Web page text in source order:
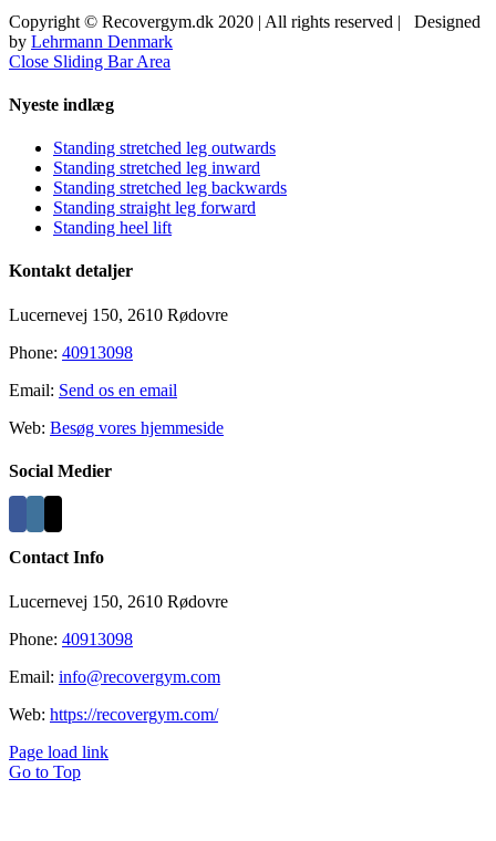
Copyright © Recovergym.dk 2020 | All rights reserved | Designed
by Lehrmann Denmark
Close Sliding Bar Area
Nyeste indlæg
Standing stretched leg outwards
Standing stretched leg inward
Standing stretched leg backwards
Standing straight leg forward
Standing heel lift
Kontakt detaljer
Lucernevej 150, 2610 Rødovre
Phone: 40913098
Email: Send os en email
Web: Besøg vores hjemmeside
Social Medier
Contact Info
Lucernevej 150, 2610 Rødovre
Phone: 40913098
Email: info@recovergym.com
Web: https://recovergym.com/
Page load link
Go to Top